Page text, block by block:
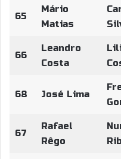
65
Mário
Matias
66
Leandro
Costa
68 José Lima
67
Rafael
Rêgo